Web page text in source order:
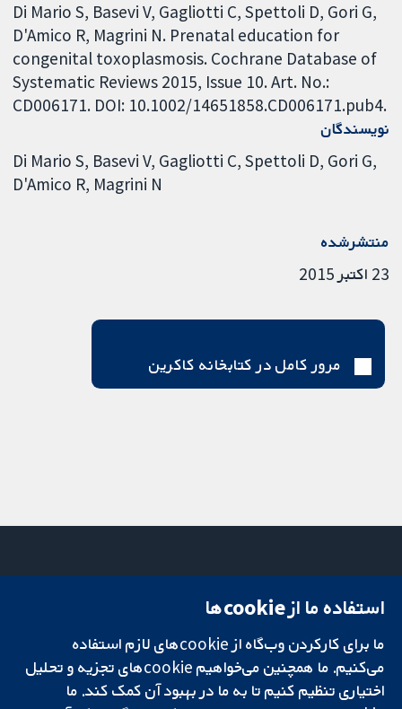
Di Mario S, Basevi V, Gagliotti C, Spettoli D, Gori G,
D'Amico R, Magrini N. Prenatal education for
congenital toxoplasmosis. Cochrane Database of
Systematic Reviews 2015, Issue 10. Art. No.:
CD006171. DOI: 10.1002/14651858.CD006171.pub4.
نویسندگان
Di Mario S Basevi V Gagliotti C Spettoli D Gori G
D'Amico R Magrini N
منتشرشده
23 اکتبر 2015
مرور کامل در کتابخانه کاکرین
تحقیقات قابل
اعتماد.
تصمیم‌گیری آگاهانه.
سلامت بهتر.
میدان کاوندیش
لندن
W1G 0AN
بریتانیا
دفتر رسانه‌ای
درباره ما
فرصت‌های
شغلی
استفاده ما از cookie‌ها
ما برای کارکردن وب‌گاه از cookie‌های لازم استفاده
می‌کنیم. ما همچنین می‌خواهیم cookie‌های تجزیه و تحلیل
اختیاری تنظیم کنیم تا به ما در بهبود آن کمک کند. ما